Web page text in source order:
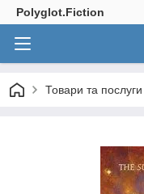
Polyglot.Fiction
Товари та послуги